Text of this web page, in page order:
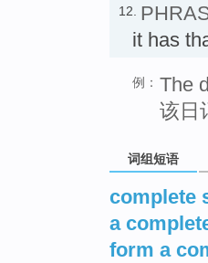
12.
it has
例： The
该日
词组短语
complete
a
form a